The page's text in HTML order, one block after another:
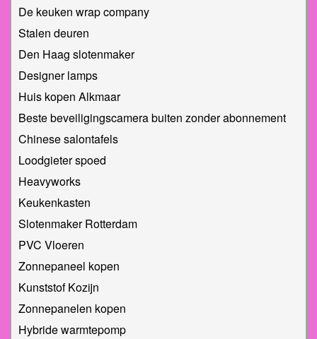
De keuken wrap company
Stalen deuren
Den Haag slotenmaker
Designer lamps
Huis kopen Alkmaar
Beste beveiligingscamera buiten zonder abonnement
Chinese salontafels
Loodgieter spoed
Heavyworks
Keukenkasten
Slotenmaker Rotterdam
PVC Vloeren
Zonnepaneel kopen
Kunststof Kozijn
Zonnepanelen kopen
Hybride warmtepomp